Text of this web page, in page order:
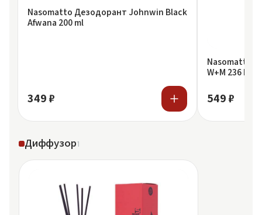
Nasomatto Дезодорант Johnwin Black
Afwana 200 ml
349 ₽
Nasomatto
W+M 236
549 ₽
Диффузор1